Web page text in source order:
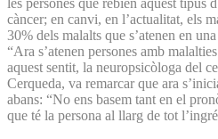
càncer; en canvi, en l’actualitat, els
30% dels malalts que s’atenen en
“Ara s’atenen persones amb
aquest sentit, la neuropsicòloga del
Cerqueda, va remarcar que ara
abans: “No ens basem tant en el
que té la persona al llarg de tot